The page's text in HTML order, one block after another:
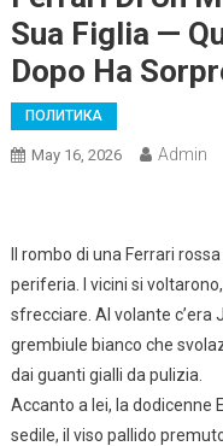
Sua Figlia —
Dopo Ha
ПОЛИТИКА
May 16, 2026 Admin
Il rombo di una Ferrari
periferia. I vicini si
sfrecciare. Al volante c’era
grembiule bianco che
dai guanti gialli da pulizia.
Accanto a lei, la dodicenne
sedile, il viso pallido